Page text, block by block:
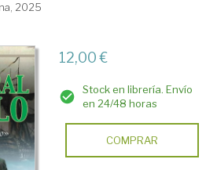
2025
12,00 €
Stock en librería. Envío
en 24/48 horas
COMPRAR